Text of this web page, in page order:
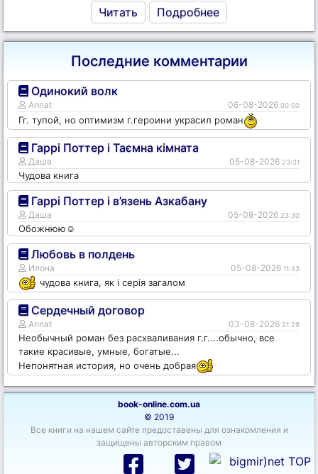
Читать Подробнее
Последние комментарии
Одинокий волк
Annat 06-08-2026 00:00
Гг. тупой, но оптимизм г.героини украсил роман
Гаррі Поттер і Таємна кімната
Даша 05-08-2026 23:31
Чудова книга
Гаррі Поттер і в’язень Азкабану
Даша 05-08-2026 23:30
Обожнюю☺️
Любовь в полдень
Илона 05-08-2026 11:43
чудова книга, як і серія загалом
Сердечный договор
Annat 03-08-2026 21:29
Необычный роман без расхваливания г.г....обычно, все
такие красивые, умные, богатые...
Непонятная история, но очень добрая
book-online.com.ua
© 2019
Все книги на нашем сайте предоставены для ознакомления и
защищены авторским правом